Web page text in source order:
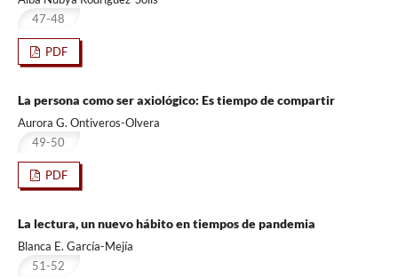
47-48
PDF
La persona como ser axiológico: Es tiempo de compartir
Aurora G. Ontiveros-Olvera
49-50
PDF
La lectura, un nuevo hábito en tiempos de pandemia
Blanca E. García-Mejía
51-52